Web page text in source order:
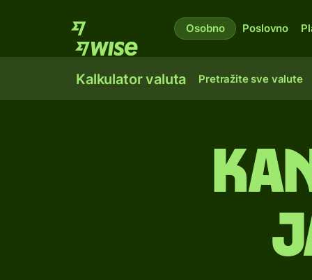
Osobno Poslovno
Kalkulator valuta Pretražite sve valute